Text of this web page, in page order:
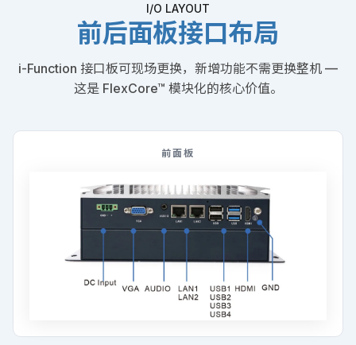
I/O LAYOUT
前后面板接口布局
i-Function 接口板可现场更换，新增功能不需更换整机 —
这是 FlexCore™ 模块化的核心价值。
前面板